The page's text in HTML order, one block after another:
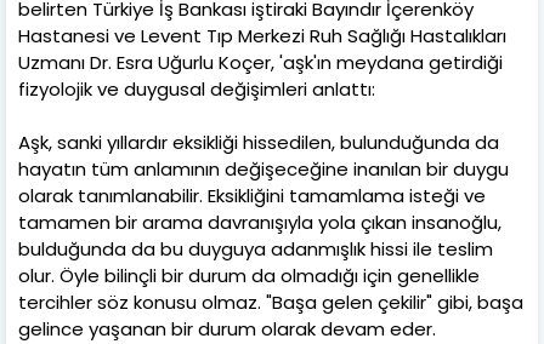
belirten Türkiye İş Bankası iştiraki Bayındır İçerenköy
Hastanesi ve Levent Tıp Merkezi Ruh Sağlığı Hastalıkları
Uzmanı Dr. Esra Uğurlu Koçer, 'aşk'ın meydana getirdiği
fizyolojik ve duygusal değişimleri anlattı:
Aşk, sanki yıllardır eksikliği hissedilen, bulunduğunda da
hayatın tüm anlamının değişeceğine inanılan bir duygu
olarak tanımlanabilir. Eksikliğini tamamlama isteği ve
tamamen bir arama davranışıyla yola çıkan insanoğlu,
bulduğunda da bu duyguya adanmışlık hissi ile teslim
olur. Öyle bilinçli bir durum da olmadığı için genellikle
tercihler söz konusu olmaz. "Başa gelen çekilir" gibi, başa
gelince yaşanan bir durum olarak devam eder.